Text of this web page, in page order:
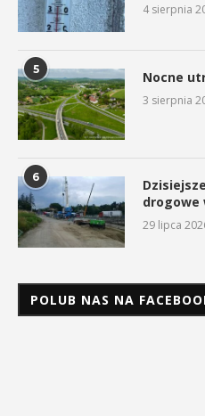
4 sierpnia
5 Nocne
3 sierpnia
6
drogowe
29 lipca
POLUB NAS NA